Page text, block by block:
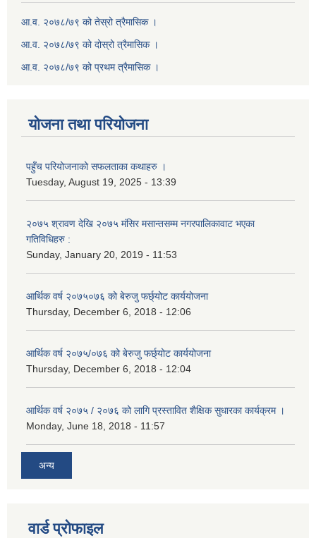
आ.व. २०७८/७९ को तेस्रो त्रैमासिक ।
आ.व. २०७८/७९ को दोस्रो त्रैमासिक ।
आ.व. २०७८/७९ को प्रथम त्रैमासिक ।
योजना तथा परियोजना
पहुँच परियोजनाको सफलताका कथाहरु ।
Tuesday, August 19, 2025 - 13:39
२०७५ श्रावण देखि २०७५ मंसिर मसान्तसम्म नगरपालिकावाट भएका
गतिविधिहरु :
Sunday, January 20, 2019 - 11:53
आर्थिक वर्ष २०७५०७६ को बेरुजु फर्छ्योट कार्ययोजना
Thursday, December 6, 2018 - 12:06
आर्थिक वर्ष २०७५/०७६ को बेरुजु फर्छ्योट कार्ययोजना
Thursday, December 6, 2018 - 12:04
आर्थिक वर्ष २०७५ / २०७६ को लागि प्रस्तावित शैक्षिक सुधारका कार्यक्रम ।
Monday, June 18, 2018 - 11:57
अन्य
वार्ड प्रोफाइल